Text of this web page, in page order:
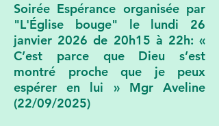
Soirée Espérance organisée par
"L'Église bouge" le lundi 26
janvier 2026 de 20h15 à 22h: «
C’est parce que Dieu s’est
montré proche que je peux
espérer en lui » Mgr Aveline
(22/09/2025)